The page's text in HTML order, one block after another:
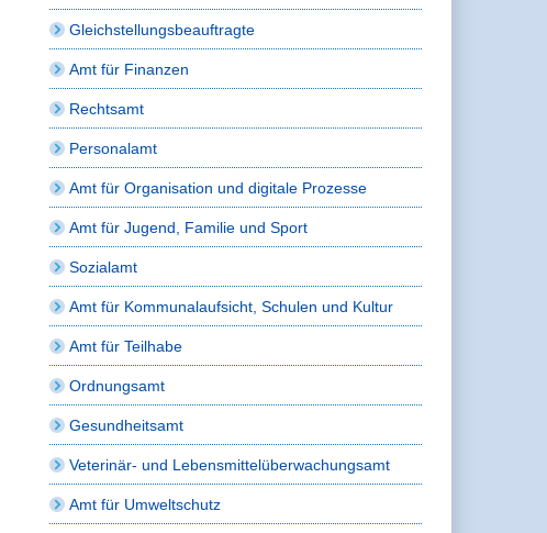
Gleichstellungsbeauftragte
Amt für Finanzen
Rechtsamt
Personalamt
Amt für Organisation und digitale Prozesse
Amt für Jugend, Familie und Sport
Sozialamt
Amt für Kommunalaufsicht, Schulen und Kultur
Amt für Teilhabe
Ordnungsamt
Gesundheitsamt
Veterinär- und Lebensmittelüberwachungsamt
Amt für Umweltschutz